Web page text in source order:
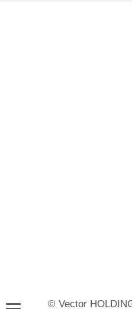
© Vector